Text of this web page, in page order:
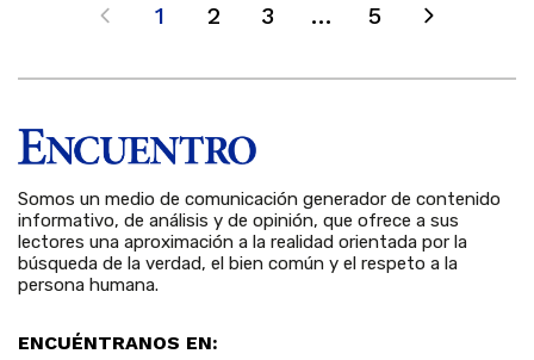
1 2 3 … 5
Somos un medio de comunicación generador de contenido
informativo, de análisis y de opinión, que ofrece a sus
lectores una aproximación a la realidad orientada por la
búsqueda de la verdad, el bien común y el respeto a la
persona humana.
ENCUÉNTRANOS EN: